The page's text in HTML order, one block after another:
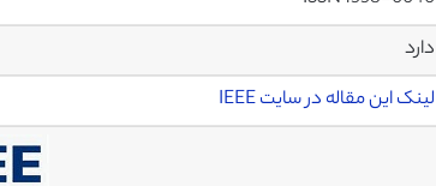
دارد
لینک این مقاله در سایت IEEE